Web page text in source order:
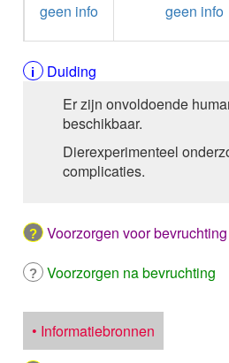
ALPROSTADIL
ALTIZIDE
ALUMINIUM OXIDE
ALUMINIUM OXIDE /
ALVERINE citraat
ALVERINE/SIMETICON
AMBRISENTAN
AMBROXOL HCl oraal
AMFOTERICINE B
AMIKACINE inhalatie
AMIKACINE parenteraal
AMINOLEVULINEZUUR
5-Aminolevulinezuur
geen info geen info
Duiding
Er zijn onvoldoende
beschikbaar.
Dierexperimenteel
complicaties.
Voorzorgen voor bevruchting
Voorzorgen na bevruchting
• Informatiebronnen